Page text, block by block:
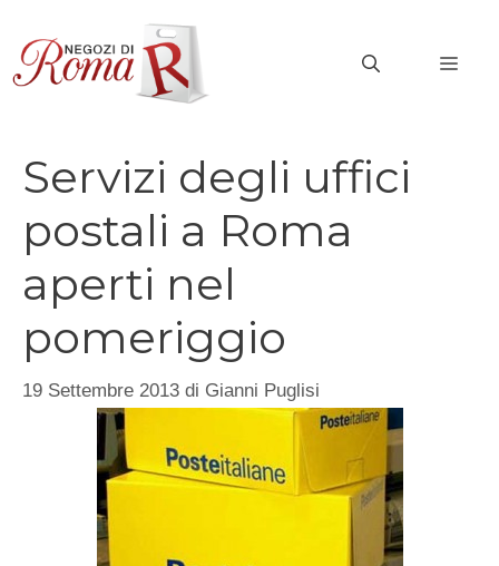
contenuto
Servizi degli uffici
postali a Roma
aperti nel
pomeriggio
19 Settembre 2013 di Gianni Puglisi